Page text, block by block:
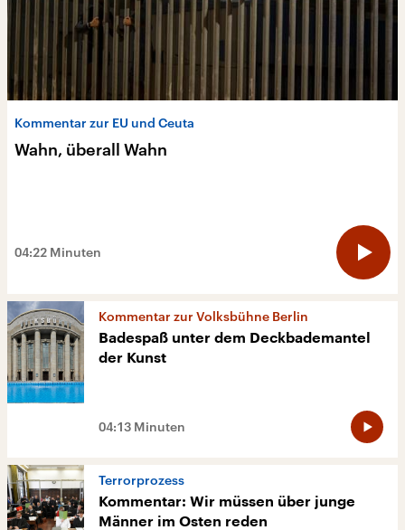
08:11 Minuten
Christian Dittloff: „Das Leichteste der Welt“
Buchempfehlungen
Die Geschichte der Stonewall Riots und
40:33 Minuten
Kommentar zur EU und Ceuta
Wahn, überall Wahn
04:22 Minuten
Kommentar zur Volksbühne Berlin
Bade­spaß un­ter dem Deck­bade­mantel
der Kunst
04:13 Minuten
Terrorprozess
Kommentar: Wir müssen über junge
Männer im Osten reden